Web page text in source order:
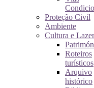
Proteção Civil
Ambiente
Cultura e Lazer
Roteiros
turísticos
Arquivo
histórico